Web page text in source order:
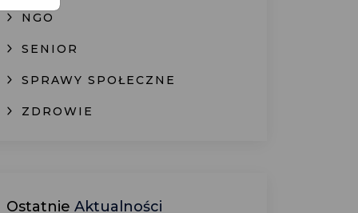
NGO
SENIOR
SPRAWY SPOŁECZNE
ZDROWIE
Ostatnie Aktualności